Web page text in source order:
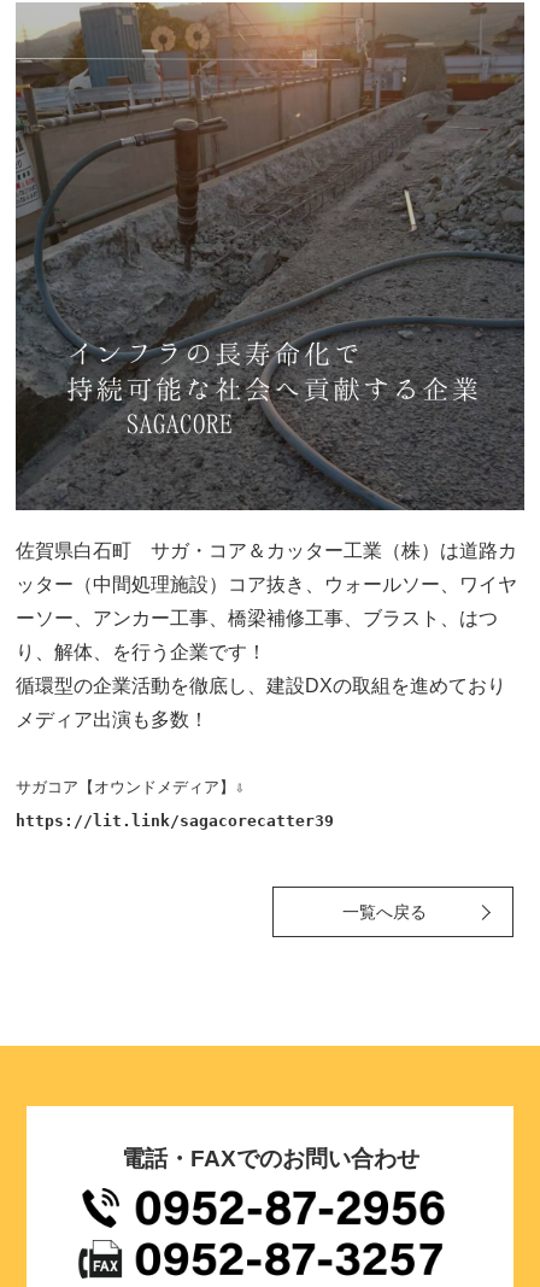
佐賀県白石町 サガ・コア＆カッター工業（株）は道路カ
ッター（中間処理施設）コア抜き、ウォールソー、ワイヤ
ーソー、アンカー工事、橋梁補修工事、ブラスト、はつ
り、解体、を行う企業です！
循環型の企業活動を徹底し、建設DXの取組を進めており
メディア出演も多数！
サガコア【オウンドメディア】⇩
https://lit.link/sagacorecatter39
一覧へ戻る
電話・FAXでのお問い合わせ